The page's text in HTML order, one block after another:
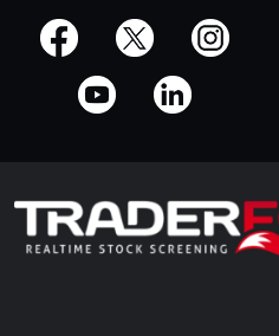
offizielle Social Media-Accounts